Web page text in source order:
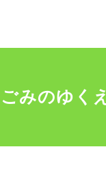
みのゆくえ